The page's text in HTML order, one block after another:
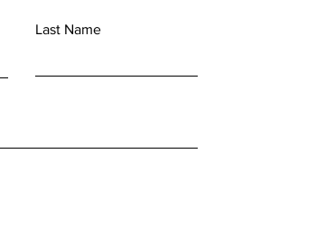
Last Name